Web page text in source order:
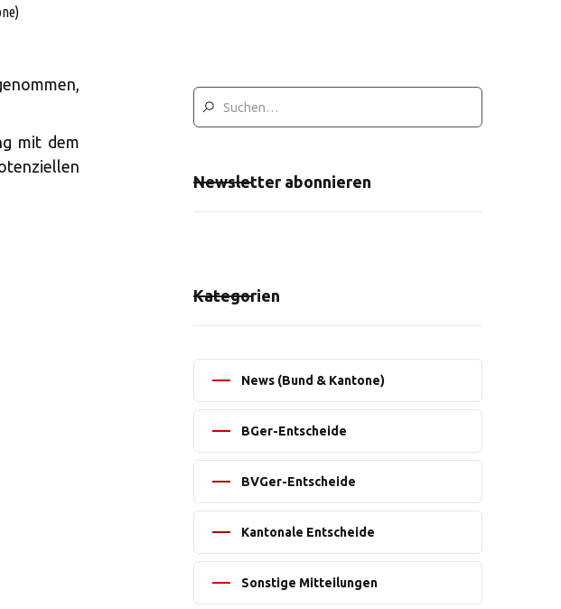
mit dem
Newsletter abonnieren
Kategorien
News (Bund & Kantone)
BGer-Entscheide
BVGer-Entscheide
Kantonale Entscheide
Sonstige Mitteilungen